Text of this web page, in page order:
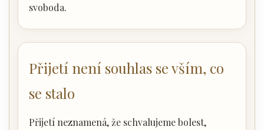
svoboda.
Přijetí není souhlas se vším, co
se stalo
Přijetí neznamená, že schvalujeme bolest,